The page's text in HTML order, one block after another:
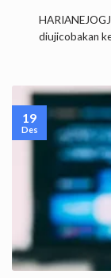
diujicobakan
19
Des